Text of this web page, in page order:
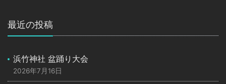
最近の投稿
浜竹神社 盆踊り大会
2026年7月16日